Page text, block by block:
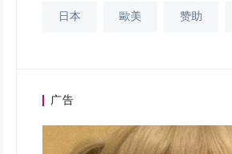
日本 歐美 赞助
广告